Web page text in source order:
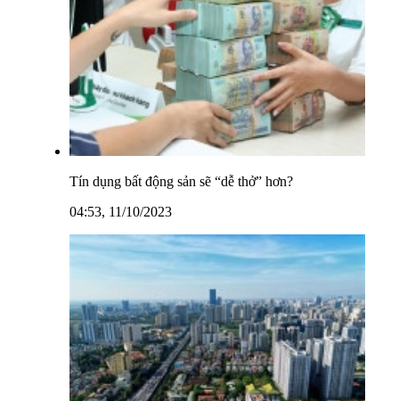
Tín dụng bất động sản sẽ “dễ thở” hơn?
04:53, 11/10/2023